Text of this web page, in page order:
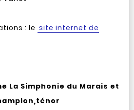
: le site internet de
La Simphonie du Marais et